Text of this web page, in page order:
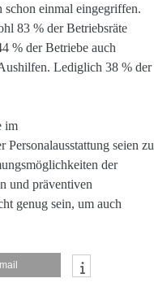
schon einmal eingegriffen.
83 % der Betriebsräte
% der Betriebe auch
Lediglich 38 % der
im
seien zu
der
und präventiven
genug sein, um auch
mail